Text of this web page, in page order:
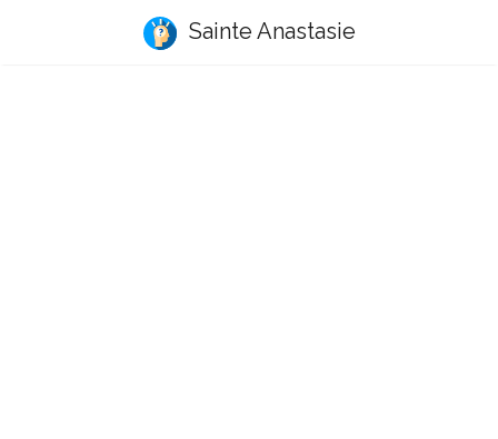
Sainte Anastasie